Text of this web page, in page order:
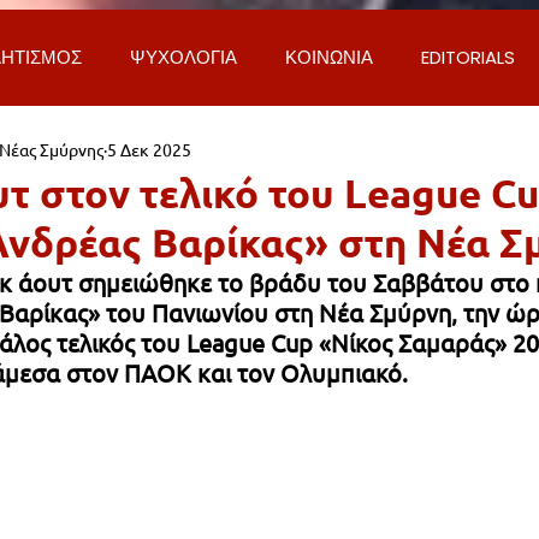
ΨΥΧΟΛΟΓΙΑ ΚΟΙΝΩΝΙΑ EDITORIALS
& ΑΠΟΨΕΙΣ
ΕΠΙΣΤΗΜΗ & ΤΕΧΝΟΛΟΓΙΑ ΦΥΣΗ &
& ΔΡΟΜΟΙ ΕΡΓΑ & ΥΠΟΔΟΜΕΣ
στον τελικό του League
Βαρίκας» στη Νέα
Σμύρνης 5 Δεκ 2025
άουτ σημειώθηκε το βράδυ του Σαββάτου στο
του Πανιωνίου στη Νέα Σμύρνη, την
τελικός του League Cup «Νίκος Σαμαράς»
στον ΠΑΟΚ και τον Ολυμπιακό.